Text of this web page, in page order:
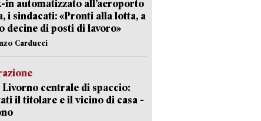
in automatizzato all’aeroporto
i sindacati: «Pronti alla lotta, a
decine di posti di lavoro»
Carducci
Livorno centrale di spaccio:
il titolare e il vicino di casa -